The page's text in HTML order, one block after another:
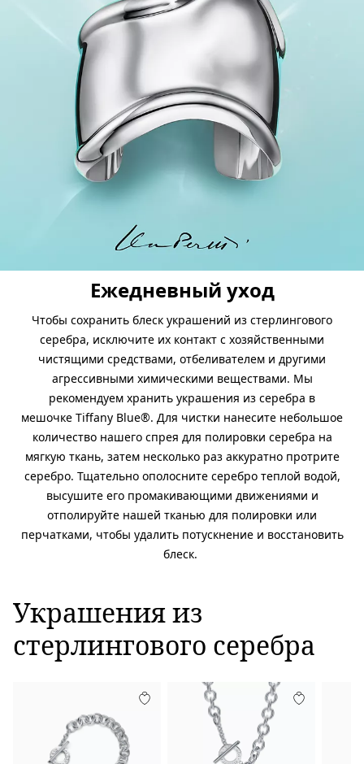
Ежедневный уход
Чтобы сохранить блеск украшений из стерлингового
серебра, исключите их контакт с хозяйственными
чистящими средствами, отбеливателем и другими
агрессивными химическими веществами. Мы
рекомендуем хранить украшения из серебра в
мешочке Tiffany Blue®. Для чистки нанесите небольшое
количество нашего спрея для полировки серебра на
мягкую ткань, затем несколько раз аккуратно протрите
серебро. Тщательно ополосните серебро теплой водой,
высушите его промакивающими движениями и
отполируйте нашей тканью для полировки или
перчатками, чтобы удалить потускнение и восстановить
блеск.
Украшения из
стерлингового серебра